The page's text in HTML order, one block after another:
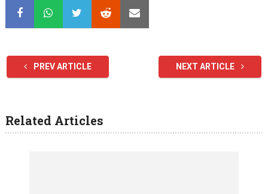
PREV ARTICLE NEXT ARTICLE
Related Articles